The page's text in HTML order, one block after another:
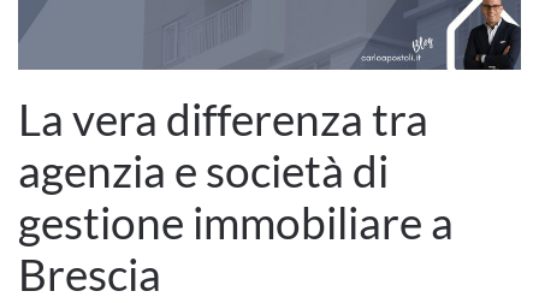
La vera differenza tra
agenzia e società di
gestione immobiliare a
Brescia